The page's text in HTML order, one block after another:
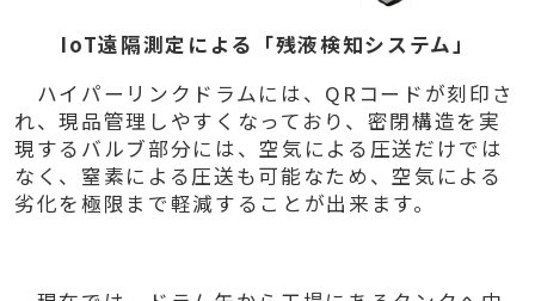
IoT遠隔測定による「残液検知システム」
ハイパーリンクドラムには、QRコードが刻印さ
れ、現品管理しやすくなっており、密閉構造を実
現するバルブ部分には、空気による圧送だけでは
なく、窒素による圧送も可能なため、空気による
劣化を極限まで軽減することが出来ます。